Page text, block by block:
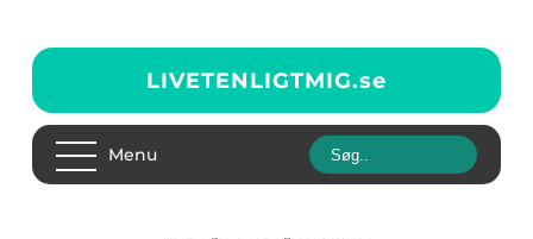
LIVETENLIGTMIG.se
Menu